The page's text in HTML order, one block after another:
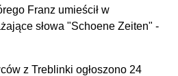
Franz umieścił w
słowa "Schoene Zeiten" -
z Treblinki ogłoszono 24